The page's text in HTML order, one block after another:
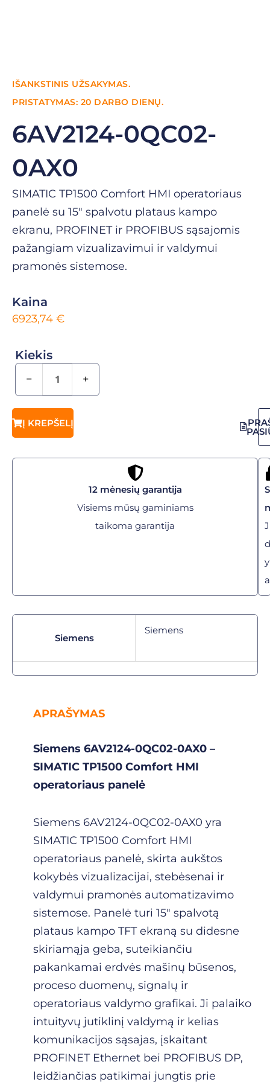
IŠANKSTINIS UŽSAKYMAS.
PRISTATYMAS: 20 DARBO DIENŲ.
6AV2124-0QC02-
0AX0
SIMATIC TP1500 Comfort HMI operatoriaus
panelė su 15″ spalvotu plataus kampo
ekranu, PROFINET ir PROFIBUS sąsajomis
pažangiam vizualizavimui ir valdymui
pramonės sistemose.
Kaina
6923,74 €
Kiekis
− +
Į KREPŠELĮ
12 mėnesių garantija
Visiems mūsų gaminiams
taikoma garantija
Siemens
Siemens
APRAŠYMAS
Siemens 6AV2124-0QC02-0AX0 –
SIMATIC TP1500 Comfort HMI
operatoriaus panelė
Siemens 6AV2124-0QC02-0AX0 yra
SIMATIC TP1500 Comfort HMI
operatoriaus panelė, skirta aukštos
kokybės vizualizacijai, stebėsenai ir
valdymui pramonės automatizavimo
sistemose. Panelė turi 15″ spalvotą
plataus kampo TFT ekraną su didesne
skiriamąja geba, suteikiančiu
pakankamai erdvės mašinų būsenos,
proceso duomenų, signalų ir
operatoriaus valdymo grafikai. Ji palaiko
intuityvų jutiklinį valdymą ir kelias
komunikacijos sąsajas, įskaitant
PROFINET Ethernet bei PROFIBUS DP,
leidžiančias patikimai jungtis prie